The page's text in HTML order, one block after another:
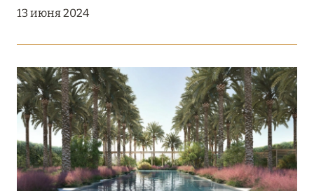
13 июня 2024
ОАЗИС ТЕПЛА И ИЗЫСКАННОСТИ
18 мая 2026
THE ST. REGIS MALDIVES VOMMULI:
МАНИФЕСТ ЭСТЕТИКИ В САМОМ СЕРДЦЕ
ОКЕАНА
Подробнее